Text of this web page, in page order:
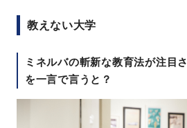
教えない大学
ミネルバの斬新な教育法が注目
を一言で言うと？